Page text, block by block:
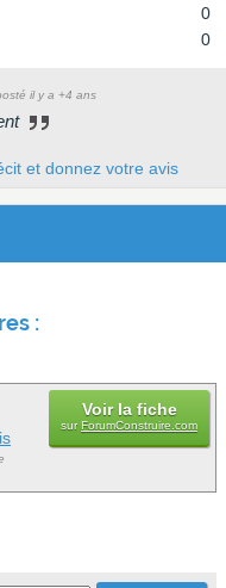
0
0
il y a +4 ans
et donnez votre avis
:
Voir la fiche
surForumConstruire.com